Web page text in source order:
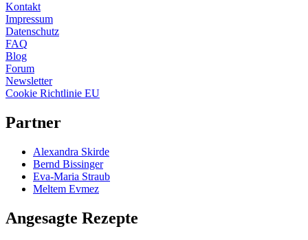
Kontakt
Impressum
Datenschutz
FAQ
Blog
Forum
Newsletter
Cookie Richtlinie EU
Partner
Alexandra Skirde
Bernd Bissinger
Eva-Maria Straub
Meltem Evmez
Angesagte Rezepte